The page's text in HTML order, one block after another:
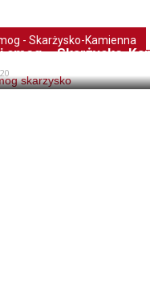
- Skarżysko-Kamienna
smog – Skarżysko-